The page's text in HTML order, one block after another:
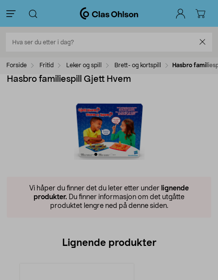
Forside Fritid Leker og spill Brett- og kortspill Hasbro
Hasbro familiespill Gjett Hvem
Vi håper du finner det du leter etter under lignende
produkter. Du finner informasjon om det utgåtte
produktet lengre ned på denne siden.
Lignende produkter